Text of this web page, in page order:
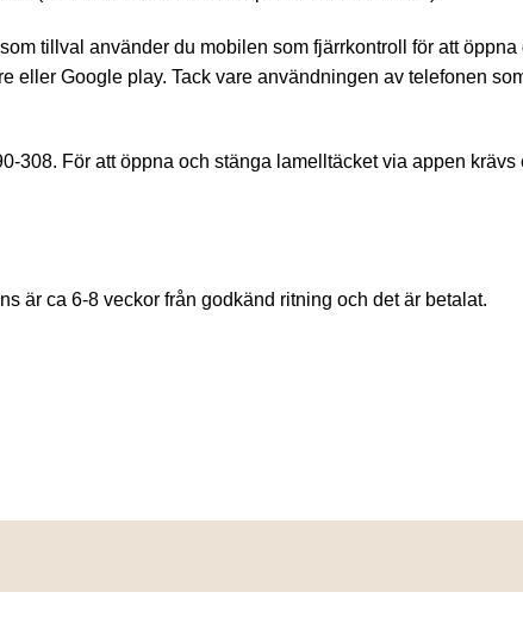
tillval använder du mobilen som fjärrkontroll för att
Google play. Tack vare användningen av telefonen
308. För att öppna och stänga lamelltäcket via appen
är ca 6-8 veckor från godkänd ritning och det är betalat.